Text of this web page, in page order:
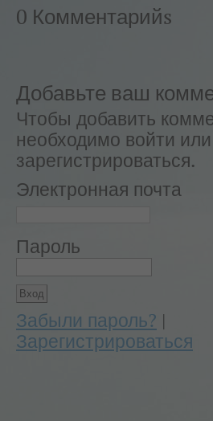
0 Комментарийs
Добавьте ваш
Чтобы добавить
необходимо войти или
зарегистрироваться.
Электронная почта
Пароль
Забыли пароль? |
Зарегистрироваться